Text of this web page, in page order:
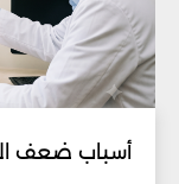
أسباب ضعف